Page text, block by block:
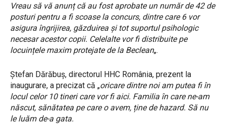
Vreau să vă anunț că au fost aprobate un număr de 42 de
posturi pentru a fi scoase la concurs, dintre care 6 vor
asigura îngrijirea, găzduirea și tot suportul psihologic
necesar acestor copii. Celelalte vor fi distribuite pe
locuințele maxim protejate de la Beclean„.
Ștefan Dărăbuș, directorul HHC România, prezent la
inaugurare, a precizat că „oricare dintre noi am putea fi în
locul celor 10 tineri care vor fi aici. Familia în care ne-am
născut, sănătatea pe care o avem, ține de hazard. Să nu
le luăm de-a gata.